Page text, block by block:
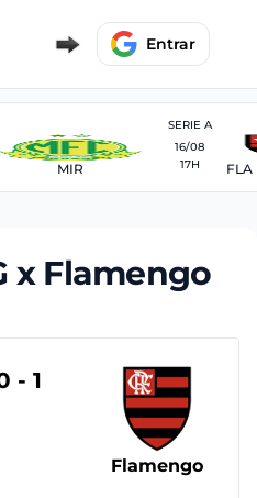
Entrar
SERIE A
MIR
16/08
17H
FLA
x Flamengo
- 1
Flamengo